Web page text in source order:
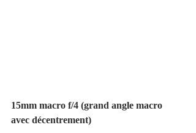
15mm macro f/4 (grand angle macro
avec décentrement)